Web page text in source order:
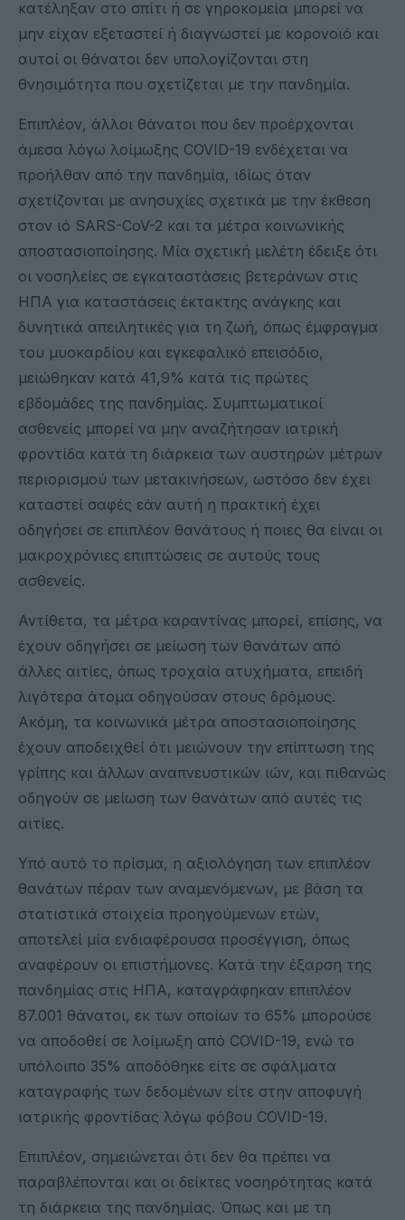
κατέληξαν στο σπίτι ή σε γηροκομεία μπορεί να
μην είχαν εξεταστεί ή διαγνωστεί με κορονοϊό και
αυτοί οι θάνατοι δεν υπολογίζονται στη
θνησιμότητα που σχετίζεται με την πανδημία.
Επιπλέον, άλλοι θάνατοι που δεν προέρχονται
άμεσα λόγω λοίμωξης COVID-19 ενδέχεται να
προήλθαν από την πανδημία, ιδίως όταν
σχετίζονται με ανησυχίες σχετικά με την έκθεση
στον ιό SARS-CoV-2 και τα μέτρα κοινωνικής
αποστασιοποίησης. Μία σχετική μελέτη έδειξε ότι
οι νοσηλείες σε εγκαταστάσεις βετεράνων στις
ΗΠΑ για καταστάσεις έκτακτης ανάγκης και
δυνητικά απειλητικές για τη ζωή, όπως έμφραγμα
του μυοκαρδίου και εγκεφαλικό επεισόδιο,
μειώθηκαν κατά 41,9% κατά τις πρώτες
εβδομάδες της πανδημίας. Συμπτωματικοί
ασθενείς μπορεί να μην αναζήτησαν ιατρική
φροντίδα κατά τη διάρκεια των αυστηρών μέτρων
περιορισμού των μετακινήσεων, ωστόσο δεν έχει
καταστεί σαφές εάν αυτή η πρακτική έχει
οδηγήσει σε επιπλέον θανάτους ή ποιες θα είναι οι
μακροχρόνιες επιπτώσεις σε αυτούς τους
ασθενείς.
Αντίθετα, τα μέτρα καραντίνας μπορεί, επίσης, να
έχουν οδηγήσει σε μείωση των θανάτων από
άλλες αιτίες, όπως τροχαία ατυχήματα, επειδή
λιγότερα άτομα οδηγούσαν στους δρόμους.
Ακόμη, τα κοινωνικά μέτρα αποστασιοποίησης
έχουν αποδειχθεί ότι μειώνουν την επίπτωση της
γρίπης και άλλων αναπνευστικών ιών, και πιθανώς
οδηγούν σε μείωση των θανάτων από αυτές τις
αιτίες.
Υπό αυτό το πρίσμα, η αξιολόγηση των επιπλέον
θανάτων πέραν των αναμενόμενων, με βάση τα
στατιστικά στοιχεία προηγούμενων ετών,
αποτελεί μία ενδιαφέρουσα προσέγγιση, όπως
αναφέρουν οι επιστήμονες. Κατά την έξαρση της
πανδημίας στις ΗΠΑ, καταγράφηκαν επιπλέον
87.001 θάνατοι, εκ των οποίων το 65% μπορούσε
να αποδοθεί σε λοίμωξη από COVID-19, ενώ το
υπόλοιπο 35% αποδόθηκε είτε σε σφάλματα
καταγραφής των δεδομένων είτε στην αποφυγή
ιατρικής φροντίδας λόγω φόβου COVID-19.
Επιπλέον, σημειώνεται ότι δεν θα πρέπει να
παραβλέπονται και οι δείκτες νοσηρότητας κατά
τη διάρκεια της πανδημίας. Όπως και με τη